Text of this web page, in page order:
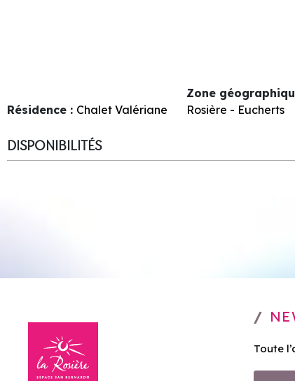
Résidence : Chalet Valériane
Zone
Rosière - Eucherts
DISPONIBILITÉS
Toute